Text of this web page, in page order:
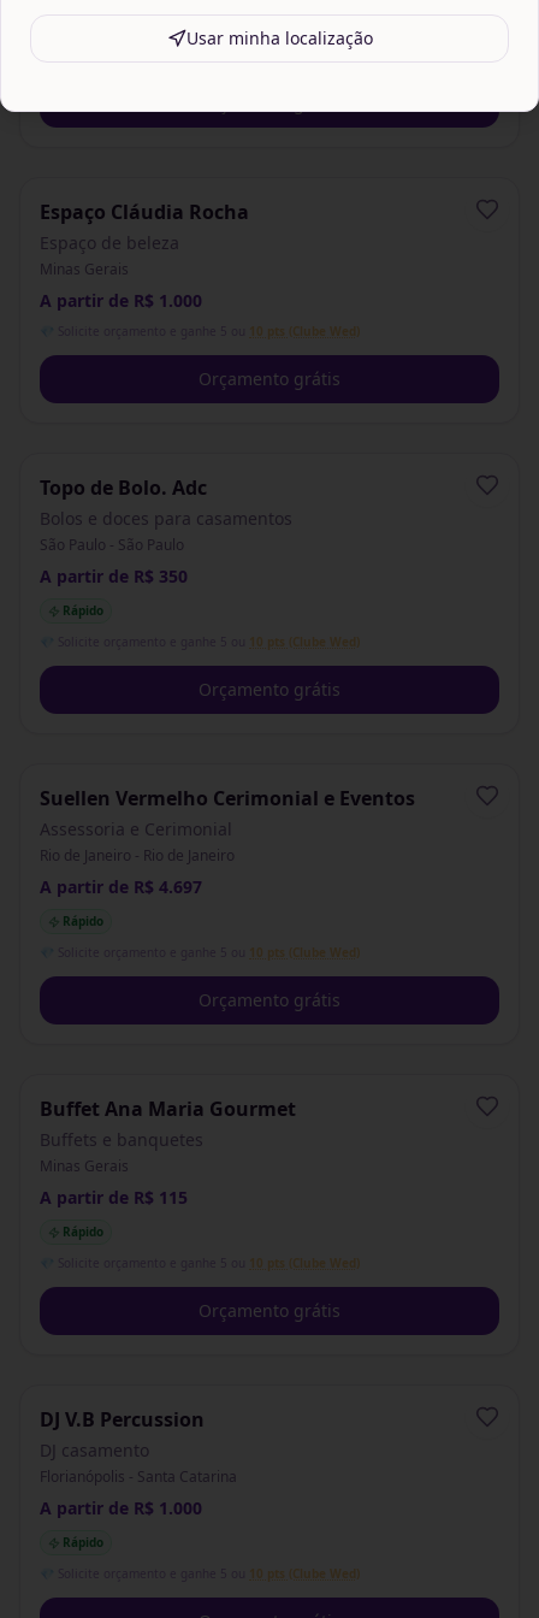
A partir de R$ 2.000
Espaço Cláudia Rocha
Espaço de beleza
Minas Gerais
A partir de R$ 1.000
10 pts (Clube Wed)
Orçamento grátis
Topo de Bolo. Adc
Bolos e doces para casamentos
São Paulo - São Paulo
A partir de R$ 350
Rápido
10 pts (Clube Wed)
Orçamento grátis
Suellen Vermelho Cerimonial e Eventos
Assessoria e Cerimonial
Rio de Janeiro - Rio de Janeiro
A partir de R$ 4.697
Rápido
10 pts (Clube Wed)
Orçamento grátis
Buffet Ana Maria Gourmet
Buffets e banquetes
Minas Gerais
A partir de R$ 115
Rápido
10 pts (Clube Wed)
Orçamento grátis
DJ V.B Percussion
DJ casamento
Florianópolis - Santa Catarina
A partir de R$ 1.000
Rápido
10 pts (Clube Wed)
Usar minha localização